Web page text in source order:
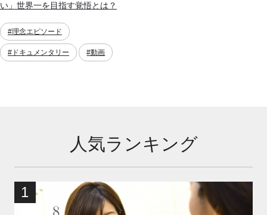
い」世界一を目指す覚悟とは？
#理念エピソード
#ドキュメンタリー #動画
人気ランキング